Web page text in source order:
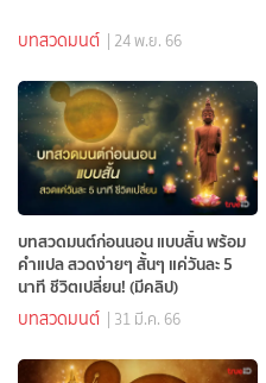
บทสวดมนต์ | 24 พ.ย. 66
บทสวดมนต์ก่อนนอน แบบสั้น พร้อม
คำแปล สวดง่ายๆ สั้นๆ แค่วันละ 5
นาที ชีวิตเปลี่ยน! (มีคลิป)
บทสวดมนต์ | 31 มี.ค. 66